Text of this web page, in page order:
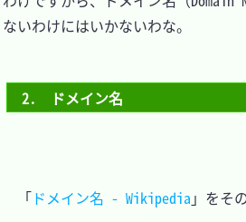
ないわけにはいかないわな。
2.　ドメイン名
「ドメイン名 - Wikipedia 」をそ